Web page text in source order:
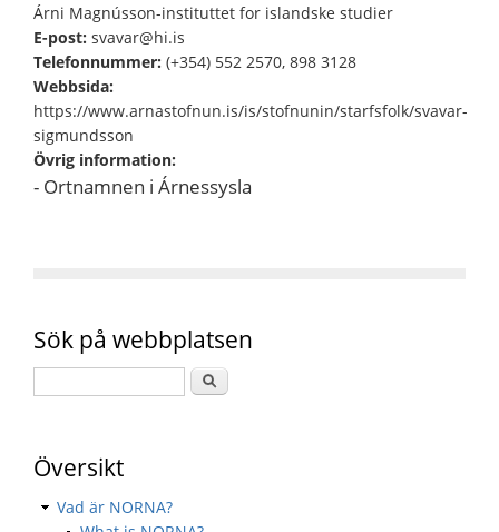
Árni Magnússon-instituttet for islandske studier
E-post: svavar@hi.is
Telefonnummer: (+354) 552 2570, 898 3128
Webbsida:
https://www.arnastofnun.is/is/stofnunin/starfsfolk/svavar-
sigmundsson
Övrig information:
- Ortnamnen i Árnessysla
Sök på webbplatsen
Översikt
Vad är NORNA?